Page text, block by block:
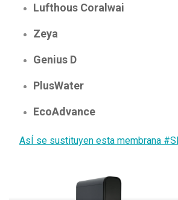
Lufthous Coralwai
Zeya
Genius D
PlusWater
EcoAdvance
AsÍ se sustituyen esta membrana